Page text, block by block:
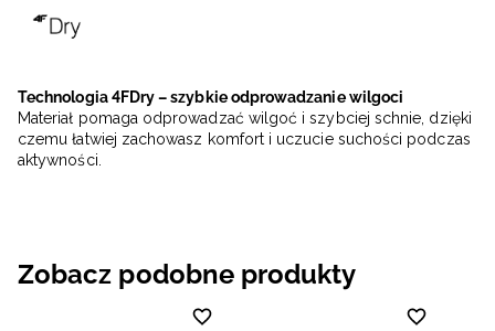
Technologia 4FDry – szybkie odprowadzanie wilgoci
Materiał pomaga odprowadzać wilgoć i szybciej schnie, dzięki
czemu łatwiej zachowasz komfort i uczucie suchości podczas
aktywności.
Zobacz podobne produkty